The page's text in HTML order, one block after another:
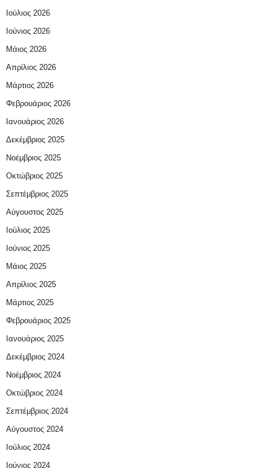
Ιούλιος 2026
Ιούνιος 2026
Μάιος 2026
Απρίλιος 2026
Μάρτιος 2026
Φεβρουάριος 2026
Ιανουάριος 2026
Δεκέμβριος 2025
Νοέμβριος 2025
Οκτώβριος 2025
Σεπτέμβριος 2025
Αύγουστος 2025
Ιούλιος 2025
Ιούνιος 2025
Μάιος 2025
Απρίλιος 2025
Μάρτιος 2025
Φεβρουάριος 2025
Ιανουάριος 2025
Δεκέμβριος 2024
Νοέμβριος 2024
Οκτώβριος 2024
Σεπτέμβριος 2024
Αύγουστος 2024
Ιούλιος 2024
Ιούνιος 2024